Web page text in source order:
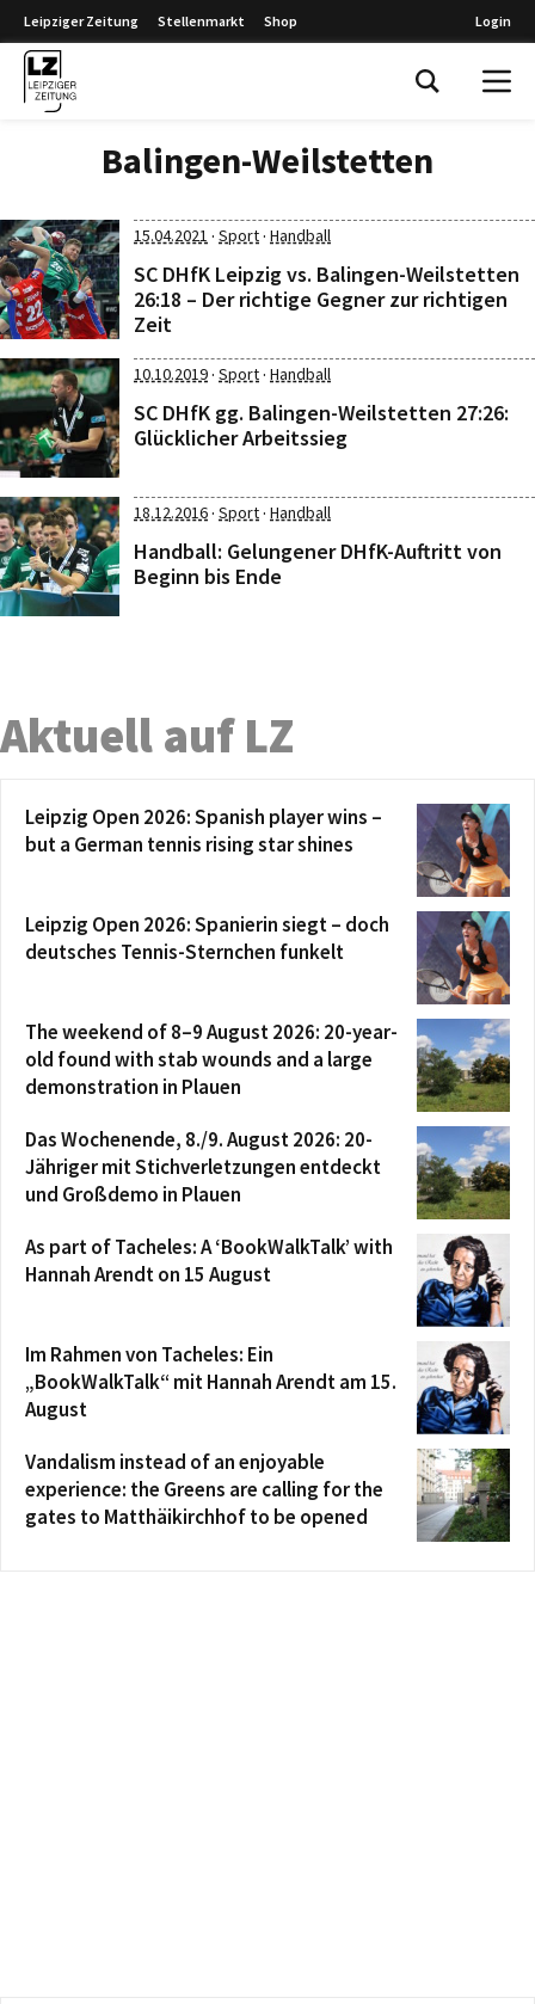
Leipziger Zeitung Stellenmarkt Shop Login
Balingen-Weilstetten
15.04.2021 · Sport· Handball
SC DHfK Leipzig vs. Balingen-Weilstetten
26:18 – Der richtige Gegner zur richtigen
Zeit
10.10.2019· Sport· Handball
SC DHfK gg. Balingen-Weilstetten 27:26:
Glücklicher Arbeitssieg
18.12.2016· Sport· Handball
Handball: Gelungener DHfK-Auftritt von
Beginn bis Ende
Aktuell auf LZ
Leipzig Open 2026: Spanish player wins –
but a German tennis rising star shines
Leipzig Open 2026: Spanierin siegt – doch
deutsches Tennis-Sternchen funkelt
The weekend of 8–9 August 2026: 20-year-
old found with stab wounds and a large
demonstration in Plauen
Das Wochenende, 8./9. August 2026: 20-
Jähriger mit Stichverletzungen entdeckt
und Großdemo in Plauen
As part of Tacheles: A ‘BookWalkTalk’ with
Hannah Arendt on 15 August
Im Rahmen von Tacheles: Ein
„BookWalkTalk“ mit Hannah Arendt am 15.
August
Vandalism instead of an enjoyable
experience: the Greens are calling for the
gates to Matthäikirchhof to be opened